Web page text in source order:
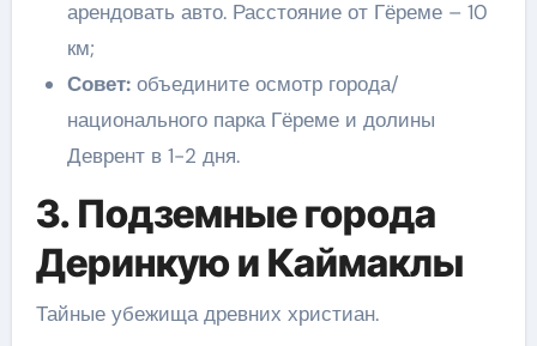
арендовать авто. Расстояние от Гёреме – 10
км;
Совет:объедините осмотр города/
национального парка Гёреме и долины
Деврент в 1-2 дня.
3. Подземные города
Деринкую и Каймаклы
Тайные убежища древних христиан.